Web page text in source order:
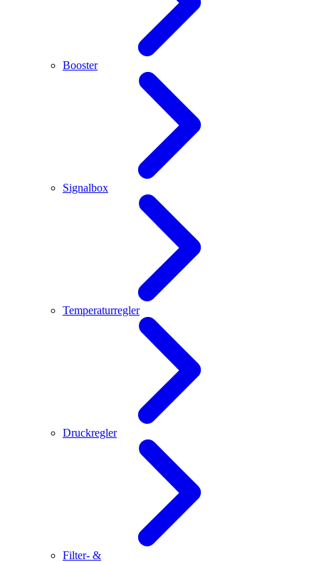
Booster
Signalbox
Temperaturregler
Druckregler
Filter- &